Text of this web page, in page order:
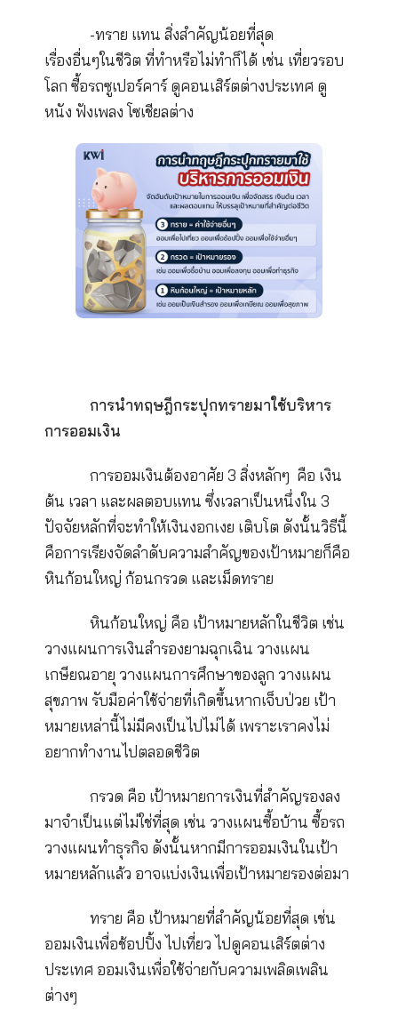
เริ่มต้นด้วยการจัดลำดับความสำคัญของ
ที่ส่งผลกระทบสำคัญต่อชีวิต นำมาจัดสรรลงใน
ขวดโหล ที่เปรียบเสมือนเวลาในชีวิต โดยเปรียบ
หิน กรวด และทราย เป็นเป้าหมายในชีวิตที่แตก
ต่างออกไป
-หินก้อนใหญ่ แทน สิ่งที่สำคัญมากของชี
ต้องใส่ลงไปก่อน เพื่อให้กินพื้นที่ของขวดโหลมา
ที่สุด เพราะส่งผลกระทบต่อชีวิตมากที่สุด ก่อน เ
เรื่องสุขภาพ เรื่องครอบครัว เรื่องการเงิน
รองลงมา มีผลกระทบต่อชีวิตน้อยกว่า เช่น เรื่อง
อาชีพการงาน งานอดิเรก
-ทราย แทน สิ่งสำคัญน้อยที่สุด
เรื่องอื่นๆในชีวิต ที่ทำหรือไม่ทำก็ได้ เช่น เที่ยวร
โลก ซื้อรถซูเปอร์คาร์ ดูคอนเสิร์ตต่างประเทศ ดู
หนัง ฟังเพลง โซเชียลต่าง
การนำทฤษฎีกระปุกทรายมาใช้บริหาร
การออมเงิน